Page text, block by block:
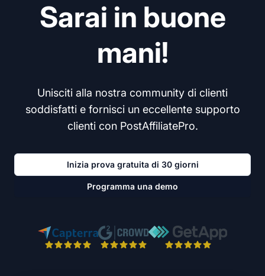
Sarai in buone
mani!
Unisciti alla nostra community di clienti
soddisfatti e fornisci un eccellente supporto
clienti con PostAffiliatePro.
Inizia prova gratuita di 30 giorni
Programma una demo